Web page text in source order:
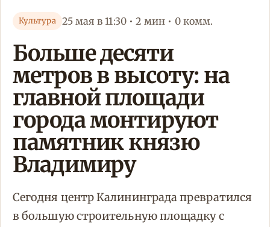
Культура 25 мая в 11:30 • 2 мин • 0 комм.
Больше десяти
метров в высоту: на
главной площади
города монтируют
памятник князю
Владимиру
Сегодня центр Калининграда превратился
в большую строительную площадку с